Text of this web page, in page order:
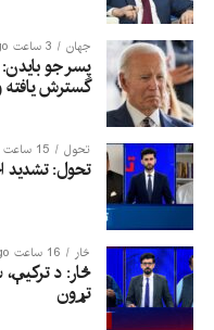
جهان 3 ساعت ago
پسر جو
گسترش یافته
تحول 15 ساعت ago
تحول: تشدید
څار 16 ساعت ago
څار: د
تړون